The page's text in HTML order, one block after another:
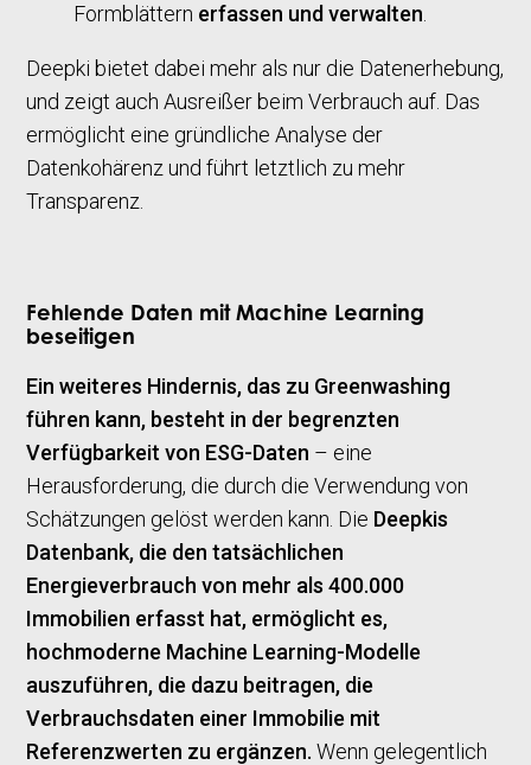
Formblättern erfassen und verwalten
Deepki bietet dabei mehr als nur die Datenerhebung,
und zeigt auch Ausreißer beim Verbrauch auf. Das
ermöglicht eine gründliche Analyse der
Datenkohärenz und führt letztlich zu mehr
Transparenz.
Fehlende Daten mit Machine Learning
beseitigen
Ein weiteres Hindernis, das zu Greenwashing
führen kann, besteht in der begrenzten
Verfügbarkeit von ESG-Daten – eine
Herausforderung, die durch die Verwendung von
Schätzungen gelöst werden kann. Die Deepkis
Datenbank, die den tatsächlichen
Energieverbrauch von mehr als 400.000
Immobilien erfasst hat, ermöglicht es,
hochmoderne Machine Learning-Modelle
auszuführen, die dazu beitragen, die
Verbrauchsdaten einer Immobilie mit
Referenzwerten zu ergänzen. Wenn gelegentlich